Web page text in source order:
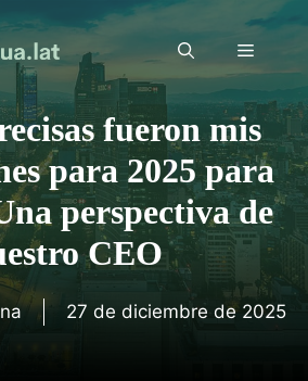
Menú
fueron mis
para 2025 para
perspectiva de
CEO
27 de diciembre de 2025